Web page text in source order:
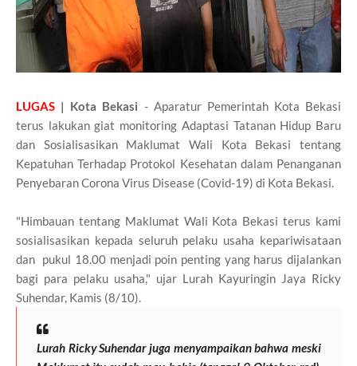
LUGAS | Kota Bekasi - Aparatur Pemerintah Kota Bekasi
terus lakukan giat monitoring Adaptasi Tatanan Hidup Baru
dan Sosialisasikan Maklumat Wali Kota Bekasi tentang
Kepatuhan Terhadap Protokol Kesehatan dalam Penanganan
Penyebaran Corona Virus Disease (Covid-19) di Kota Bekasi.
"Himbauan tentang Maklumat Wali Kota Bekasi terus kami
sosialisasikan kepada seluruh pelaku usaha kepariwisataan
dan pukul 18.00 menjadi poin penting yang harus dijalankan
bagi para pelaku usaha," ujar Lurah Kayuringin Jaya Ricky
Suhendar, Kamis (8/10).
Lurah Ricky Suhendar juga menyampaikan bahwa meski